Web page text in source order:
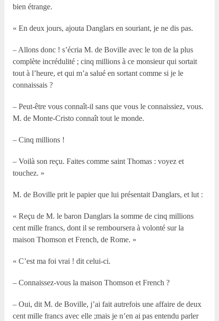
bien étrange.
« En deux jours, ajouta Danglars en souriant, je ne dis pas.
– Allons donc ! s’écria M. de Boville avec le ton de la plus
complète incrédulité ; cinq millions à ce monsieur qui sortait
tout à l’heure, et qui m’a salué en sortant comme si je le
connaissais ?
– Peut-être vous connaît-il sans que vous le connaissiez, vous.
M. de Monte-Cristo connaît tout le monde.
– Cinq millions !
– Voilà son reçu. Faites comme saint Thomas : voyez et
touchez. »
M. de Boville prit le papier que lui présentait Danglars, et lut :
« Reçu de M. le baron Danglars la somme de cinq millions
cent mille francs, dont il se remboursera à volonté sur la
maison Thomson et French, de Rome. »
« C’est ma foi vrai ! dit celui-ci.
– Connaissez-vous la maison Thomson et French ?
– Oui, dit M. de Boville, j’ai fait autrefois une affaire de deux
cent mille francs avec elle ;mais je n’en ai pas entendu parler